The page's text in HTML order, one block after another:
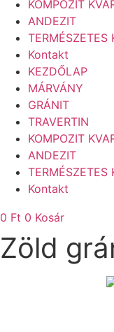
KOMPOZIT
ANDEZIT
TERMÉSZETES
Kontakt
KEZDŐLAP
MÁRVÁNY
GRÁNIT
TRAVERTIN
KOMPOZIT
ANDEZIT
TERMÉSZETES
Kontakt
0 Ft 0 Kosár
Zöld